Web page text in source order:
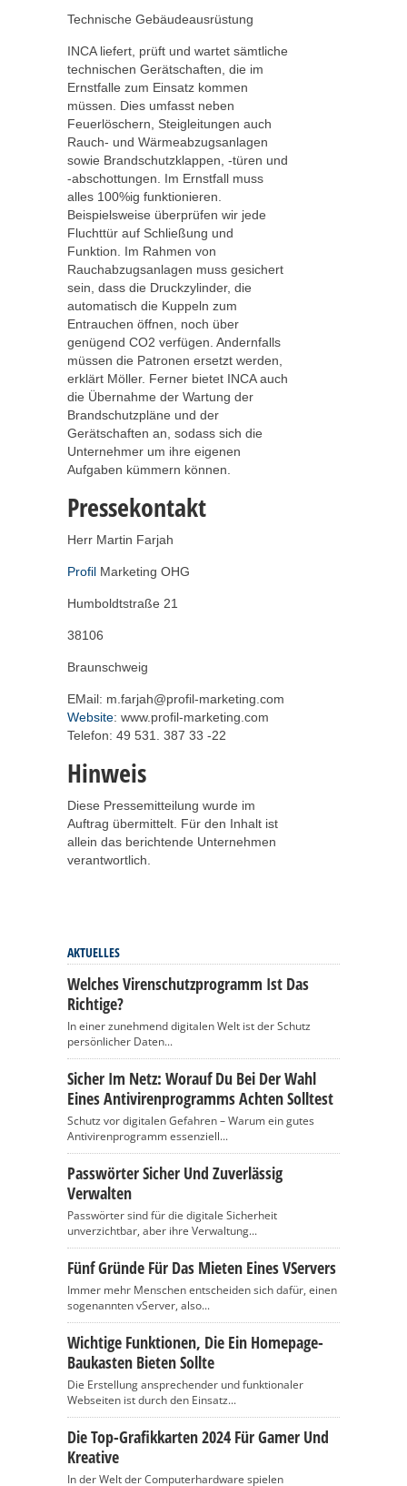
Technische Gebäudeausrüstung
INCA liefert, prüft und wartet sämtliche
technischen Gerätschaften, die im
Ernstfalle zum Einsatz kommen
müssen. Dies umfasst neben
Feuerlöschern, Steigleitungen auch
Rauch- und Wärmeabzugsanlagen
sowie Brandschutzklappen, -türen und
-abschottungen. Im Ernstfall muss
alles 100%ig funktionieren.
Beispielsweise überprüfen wir jede
Fluchttür auf Schließung und
Funktion. Im Rahmen von
Rauchabzugsanlagen muss gesichert
sein, dass die Druckzylinder, die
automatisch die Kuppeln zum
Entrauchen öffnen, noch über
genügend CO2 verfügen. Andernfalls
müssen die Patronen ersetzt werden,
erklärt Möller. Ferner bietet INCA auch
die Übernahme der Wartung der
Brandschutzpläne und der
Gerätschaften an, sodass sich die
Unternehmer um ihre eigenen
Aufgaben kümmern können.
Pressekontakt
Herr Martin Farjah
Profil Marketing OHG
Humboldtstraße 21
38106
Braunschweig
EMail: m.farjah@profil-marketing.com
Website: www.profil-marketing.com
Telefon: 49 531. 387 33 -22
Hinweis
Diese Pressemitteilung wurde im
Auftrag übermittelt. Für den Inhalt ist
allein das berichtende Unternehmen
verantwortlich.
AKTUELLES
Welches Virenschutzprogramm Ist Das
Richtige?
In einer zunehmend digitalen Welt ist der Schutz
persönlicher Daten...
Sicher Im Netz: Worauf Du Bei Der Wahl
Eines Antivirenprogramms Achten Solltest
Schutz vor digitalen Gefahren – Warum ein gutes
Antivirenprogramm essenziell...
Passwörter Sicher Und Zuverlässig
Verwalten
Passwörter sind für die digitale Sicherheit
unverzichtbar, aber ihre Verwaltung...
Fünf Gründe Für Das Mieten Eines VServers
Immer mehr Menschen entscheiden sich dafür, einen
sogenannten vServer, also...
Wichtige Funktionen, Die Ein Homepage-
Baukasten Bieten Sollte
Die Erstellung ansprechender und funktionaler
Webseiten ist durch den Einsatz...
Die Top-Grafikkarten 2024 Für Gamer Und
Kreative
In der Welt der Computerhardware spielen